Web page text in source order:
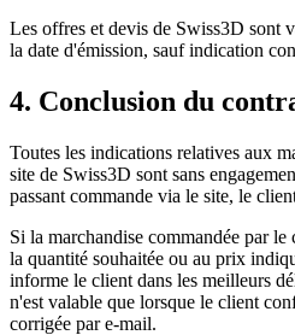
Les offres et devis de Swiss3D sont
la date d'émission, sauf indication
4. Conclusion du
Toutes les indications relatives aux
site de Swiss3D sont sans
passant commande via le site, le
Si la marchandise commandée par
la quantité souhaitée ou au prix
informe le client dans les meilleurs
n'est valable que lorsque le client
corrigée par e-mail.